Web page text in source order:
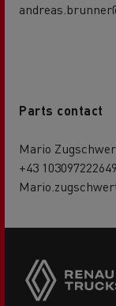
Parts contact
Mario
+43
buttons